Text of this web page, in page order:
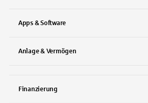
Apps & Software
Anlage & Vermögen
Finanzierung